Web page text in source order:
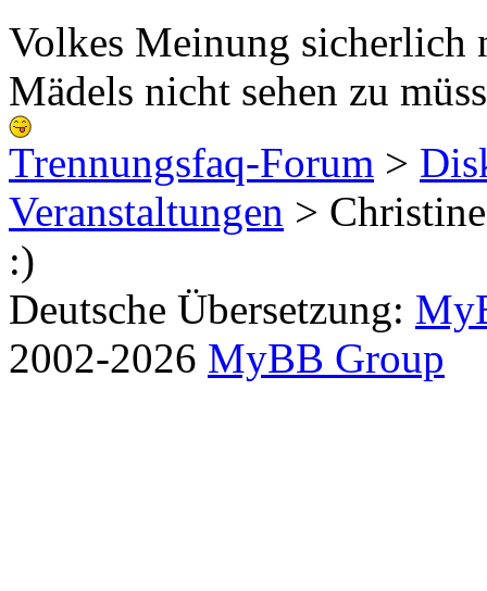
Volkes Meinung sicherlich
Mädels nicht sehen zu
Trennungsfaq-Forum >
Veranstaltungen >
:)
Deutsche Übersetzung:
2002-2026 MyBB Group